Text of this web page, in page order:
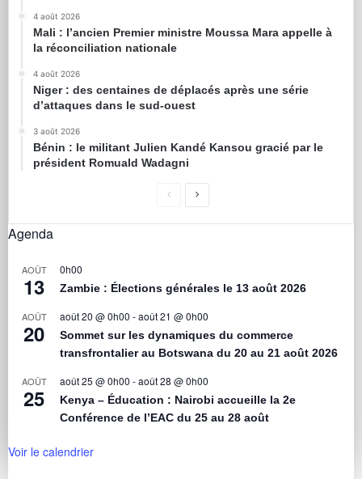
4 août 2026
Mali : l’ancien Premier ministre Moussa Mara appelle à
la réconciliation nationale
4 août 2026
Niger : des centaines de déplacés après une série
d’attaques dans le sud-ouest
3 août 2026
Bénin : le militant Julien Kandé Kansou gracié par le
président Romuald Wadagni
Agenda
AOÛT
13
0h00
Zambie : Élections générales le 13 août 2026
AOÛT
20
août 20 @ 0h00 -août 21 @ 0h00
Sommet sur les dynamiques du commerce
transfrontalier au Botswana du 20 au 21 août 2026
AOÛT
25
août 25 @ 0h00 -août 28 @ 0h00
Kenya – Éducation : Nairobi accueille la 2e
Conférence de l’EAC du 25 au 28 août
Voir le calendrier